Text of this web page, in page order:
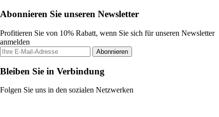
Abonnieren Sie unseren Newsletter
Profitieren Sie von 10% Rabatt, wenn Sie sich für unseren Newsletter
anmelden
Abonnieren
Bleiben Sie in Verbindung
Folgen Sie uns in den sozialen Netzwerken